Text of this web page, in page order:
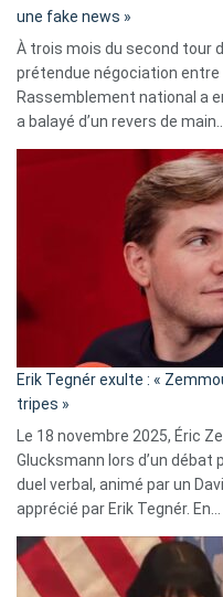
une fake news »
À trois mois du second tour
prétendue négociation entre
Rassemblement national a
a balayé d’un revers de main…
Erik Tegnér exulte : «
tripes »
Le 18 novembre 2025, Éric
Glucksmann lors d’un débat
duel verbal, animé par un
apprécié par Erik Tegnér. En…